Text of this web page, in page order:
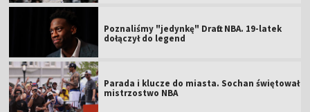
Poznaliśmy "jedynkę" Draftu NBA. 19-latek
dołączył do legend
Parada i klucze do miasta. Sochan świętował
mistrzostwo NBA